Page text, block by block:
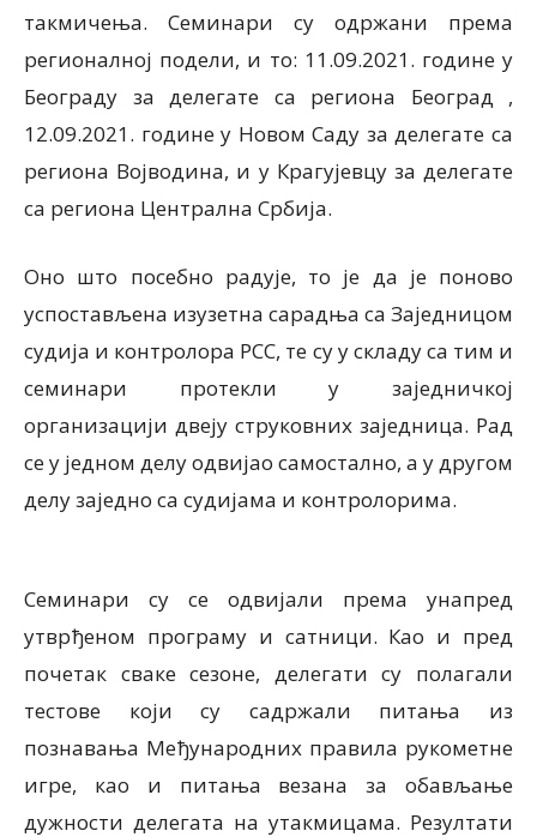
такмичења. Семинари су одржани према
регионалној подели, и то: 11.09.2021. године у
Београду за делегате са региона Београд ,
12.09.2021. године у Новом Саду за делегате са
региона Војводина, и у Крагујевцу за делегате
са региона Централна Србија.
Оно што посебно радује, то је да је поново
успостављена изузетна сарадња са Заједницом
судија и контролора РСС, те су у складу са тим и
семинари протекли у заједничкој
организацији двеју струковних заједница. Рад
се у једном делу одвијао самостално, а у другом
делу заједно са судијама и контролорима.
Семинари су се одвијали према унапред
утврђеном програму и сатници. Као и пред
почетак сваке сезоне, делегати су полагали
тестове који су садржали питања из
познавања Међународних правила рукометне
игре, као и питања везана за обављање
дужности делегата на утакмицама. Резултати